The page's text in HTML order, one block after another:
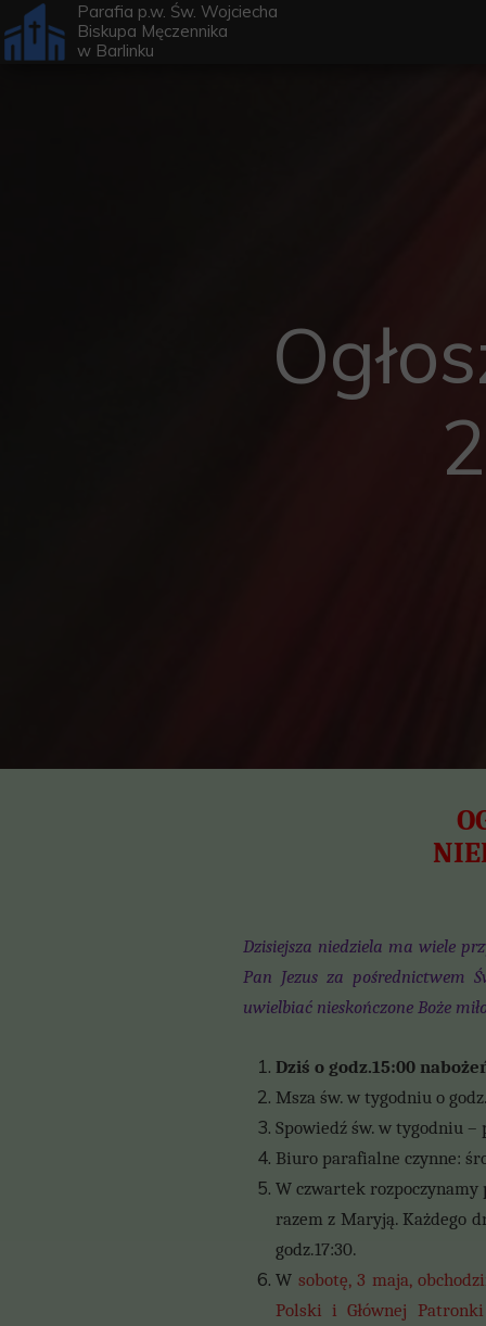
Parafia p.w. Św. Wojciecha
Biskupa Męczennika
w Barlinku
Dzisiejsza niedziela ma wiele
Pan Jezus za pośrednictwem
uwielbiać nieskończone Boże
Dziś o godz.15:00
Msza św. w tygodniu o
Spowiedź św. w tygodniu –
Biuro parafialne czynne:
W czwartek
razem z Maryją. Każdego
godz.17:30.
W sobotę, 3 maja,
Polski i Głównej